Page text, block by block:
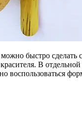
быстро сделать
В